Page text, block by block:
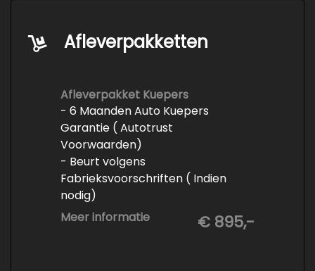
Afleverpakketten
Afleverpakket Kuepers
- 6 Maanden Auto Kuepers
Garantie ( Autotrust
Voorwaarden)
- Beurt volgens
Fabrieksvoorschriften ( Indien
nodig)
- Minimaal 6 maanden APK
- Minimaal 3 mm banden profiel
Meer informatie € 895,-